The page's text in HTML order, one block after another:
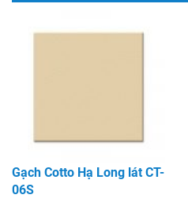
Gạch Cotto Hạ Long lát CT-
06S